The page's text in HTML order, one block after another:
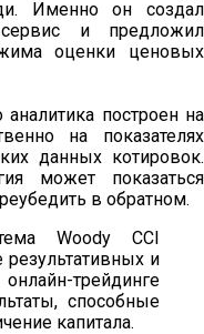
Именно он создал
и предложил
оценки ценовых
построен на
на показателях
данных котировок.
может показаться
в обратном.
Woody CCI
результативных и
трейдинге
способные
капитала.